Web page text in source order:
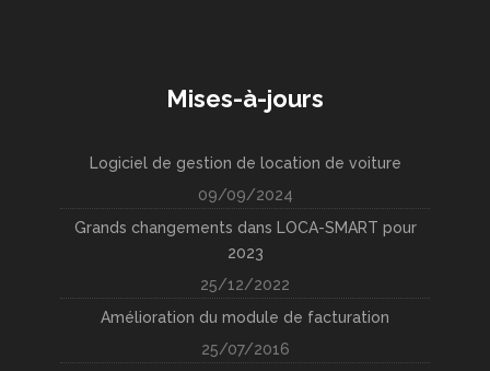
Mises-à-jours
Logiciel de gestion de location de voiture
09/09/2024
Grands changements dans LOCA-SMART pour
2023
25/12/2022
Amélioration du module de facturation
25/07/2016